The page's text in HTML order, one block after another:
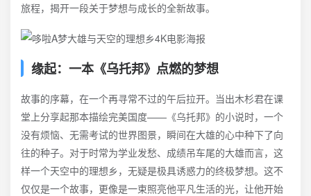
旅程，揭开一段关于梦想与成长的全新故事。
缘起：一本《乌托邦》点燃的梦想
故事的序幕，在一个再寻常不过的午后拉开。当出木杉君在课
堂上分享起那本描绘完美国度——《乌托邦》的小说时，一个
没有烦恼、无需考试的世界图景，瞬间在大雄的心中种下了向
往的种子。对于时常为学业发愁、成绩吊车尾的大雄而言，这
样一个天空中的理想乡，无疑是极具诱惑力的终极梦想。这不
仅仅是一个故事，更像是一束照亮他平凡生活的光，让他开始